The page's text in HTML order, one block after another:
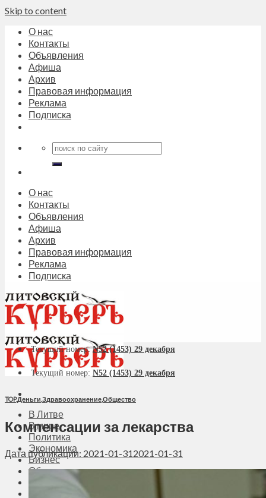
Skip to content
О нас
Контакты
Объявления
Афиша
Архив
Правовая информация
Реклама
Подписка
О нас
Контакты
Объявления
Афиша
Архив
Правовая информация
Реклама
Подписка
В Литве
В мире
Политика
Экономика
Бизнес
Общество
Текущий номер:N52 (1453) 29 декабря
Текущий номер: N52 (1453) 29 декабря
TOP,Деньги,Здравоохранение,Общество
Компенсации за лекарства
Дата публикации: 2021-01-312021-01-31